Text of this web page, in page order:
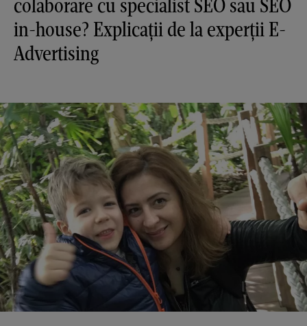
colaborare cu specialist SEO sau SEO
in-house? Explicații de la experții E-
Advertising